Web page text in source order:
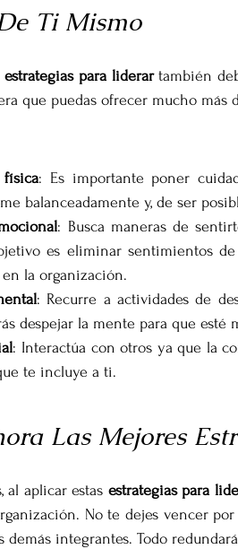
Ti Mismo
estrategias para liderar también
que puedas ofrecer mucho más
física: Es importante poner
balanceadamente y, de ser
: Busca maneras de
es eliminar sentimientos
la organización.
: Recurre a actividades de
despejar la mente para que esté
: Interactúa con otros ya que la
te incluye a ti.
Las Mejores
al aplicar estas estrategias para
No te dejes vencer
demás integrantes. Todo